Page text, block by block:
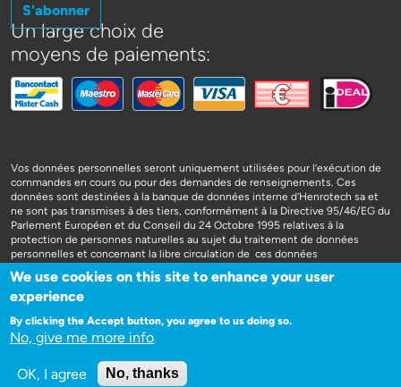
S'abonner
Un large choix de
moyens de paiements:
Vos données personnelles seront uniquement utilisées pour l’exécution de
commandes en cours ou pour des demandes de renseignements. Ces
données sont destinées à la banque de données interne d’Henrotech sa et
ne sont pas transmises à des tiers, conformément à la Directive 95/46/EG du
Parlement Européen et du Conseil du 24 Octobre 1995 relatives à la
protection de personnes naturelles au sujet du traitement de données
personnelles et concernant la libre circulation de ces données
We use cookies on this site to enhance your user
experience
By clicking the Accept button, you agree to us doing so.
No, give me more info
OK, I agree No, thanks